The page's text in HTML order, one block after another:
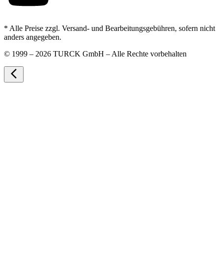
* Alle Preise zzgl. Versand- und Bearbeitungsgebühren, sofern nicht
anders angegeben.
© 1999 – 2026 TURCK GmbH – Alle Rechte vorbehalten
arrow_back_ios_new